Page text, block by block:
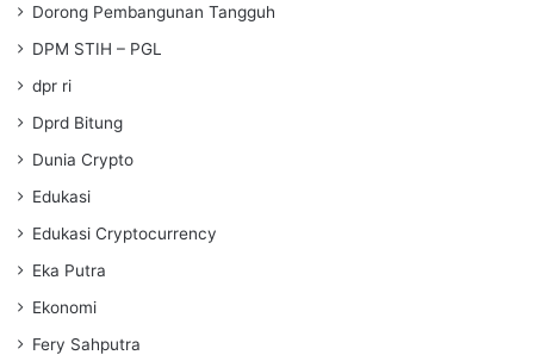
Dorong Pembangunan Tangguh
DPM STIH – PGL
dpr ri
Dprd Bitung
Dunia Crypto
Edukasi
Edukasi Cryptocurrency
Eka Putra
Ekonomi
Fery Sahputra